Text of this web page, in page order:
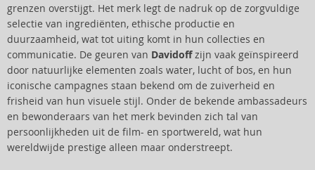
grenzen overstijgt. Het merk legt de nadruk op de zorgvuldige
selectie van ingrediënten, ethische productie en
duurzaamheid, wat tot uiting komt in hun collecties en
communicatie. De geuren van Davidoffzijn vaak geïnspireerd
door natuurlijke elementen zoals water, lucht of bos, en hun
iconische campagnes staan bekend om de zuiverheid en
frisheid van hun visuele stijl. Onder de bekende ambassadeurs
en bewonderaars van het merk bevinden zich tal van
persoonlijkheden uit de film- en sportwereld, wat hun
wereldwijde prestige alleen maar onderstreept.